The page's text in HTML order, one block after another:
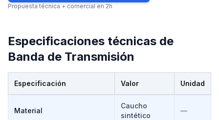
Propuesta técnica + comercial en 2h
Especificaciones técnicas de
Banda de Transmisión
Especificación Valor Unidad
Material
Caucho
sintético
—